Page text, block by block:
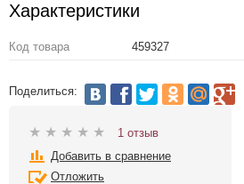
Характеристики
Код товара 459327
Поделиться:
1 отзыв
Добавить в сравнение
Отложить